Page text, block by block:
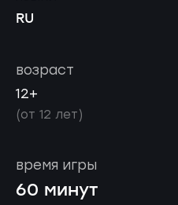
RU
возраст
12+
(от 12 лет)
время игры
60 минут